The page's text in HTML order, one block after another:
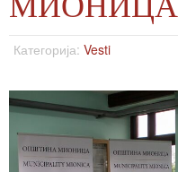
Категорија: Vesti